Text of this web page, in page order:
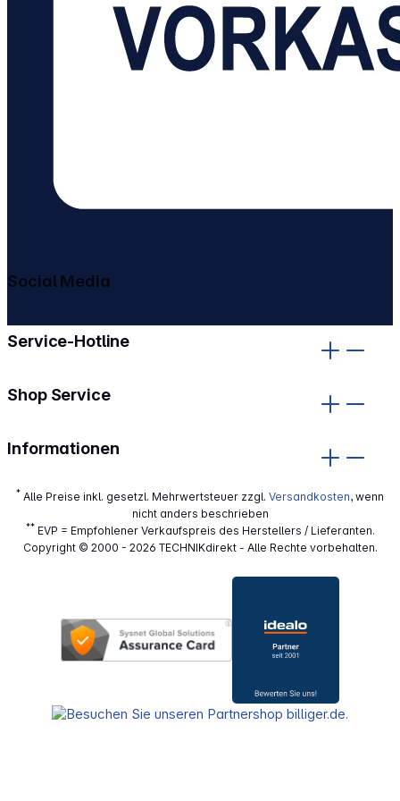
Service-Hotline
Shop Service
Informationen
Social Media
* Alle Preise inkl. gesetzl. Mehrwertsteuer zzgl. Versandkosten, wenn
nicht anders beschrieben
**EVP = Empfohlener Verkaufspreis des Herstellers / Lieferanten.
Copyright © 2000 - 2026 TECHNIKdirekt - Alle Rechte vorbehalten.